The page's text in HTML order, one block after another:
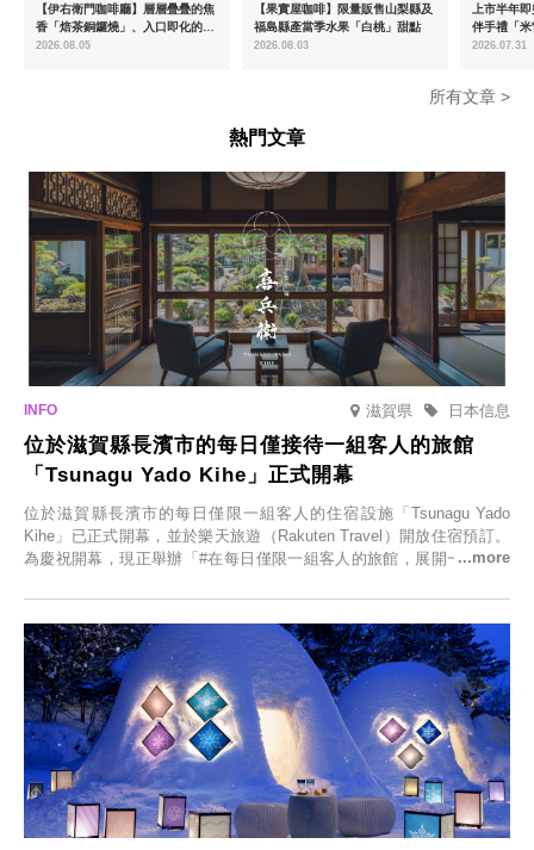
【伊右衛門咖啡廳】層層疊疊的焦
香「焙茶銅鑼燒」、入口即化的
「宇治抹茶提拉米蘇」全新登場
2026.08.05
【果實屋咖啡】限量販售山梨縣及
福島縣產當季水果「白桃」甜點
2026.08.03
上市半年
伴手禮「
起推出首
2026.07.31
所有文章 >
熱門文章
滋賀県 日本信息
位於滋賀縣長濱市的每日僅接待一組客人的旅館
「Tsunagu Yado Kihe」正式開幕
位於滋賀縣長濱市的每日僅限一組客人的住宿設施「Tsunagu Yado
Kihe」已正式開幕，並於樂天旅遊（Rakuten Travel）開放住宿預訂。
為慶祝開幕，現正舉辦「#在每日僅限一組客人的旅館，展開一生一次
人的旅館，您才能在此與重要的人共度獨一無二的特別時光。